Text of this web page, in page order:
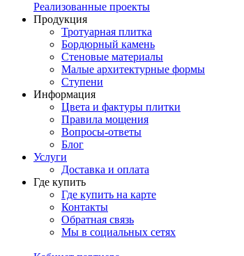
Реализованные проекты
Продукция
Тротуарная плитка
Бордюрный камень
Стеновые материалы
Малые архитектурные формы
Ступени
Информация
Цвета и фактуры плитки
Правила мощения
Вопросы-ответы
Блог
Услуги
Доставка и оплата
Где купить
Где купить на карте
Контакты
Обратная связь
Мы в социальных сетях